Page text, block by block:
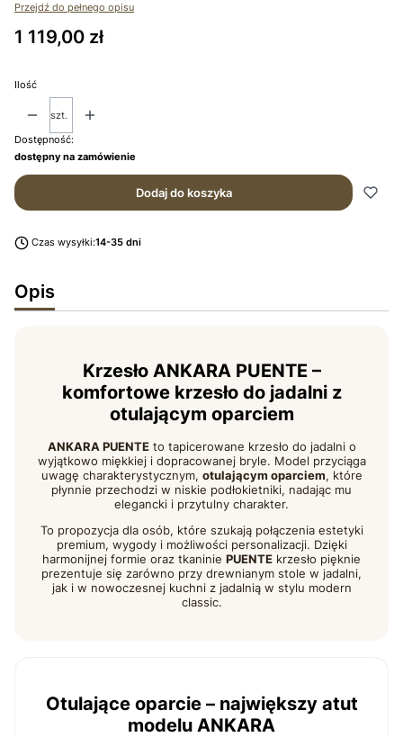
Przejdź do pełnego opisu
Cena
1 119,00 zł
Ilość
szt.
Dostępność:
dostępny na zamówienie
Dodaj do koszyka
Czas wysyłki:14-35 dni
Opis
Krzesło ANKARA PUENTE –
komfortowe krzesło do jadalni z
otulającym oparciem
ANKARA PUENTEto tapicerowane krzesło do jadalni o
wyjątkowo miękkiej i dopracowanej bryle. Model przyciąga
uwagę charakterystycznym, otulającym oparciem, które
płynnie przechodzi w niskie podłokietniki, nadając mu
elegancki i przytulny charakter.
To propozycja dla osób, które szukają połączenia estetyki
premium, wygody i możliwości personalizacji. Dzięki
harmonijnej formie oraz tkaninie PUENTE krzesło pięknie
prezentuje się zarówno przy drewnianym stole w jadalni,
jak i w nowoczesnej kuchni z jadalnią w stylu modern
classic.
Otulające oparcie – największy atut
modelu ANKARA